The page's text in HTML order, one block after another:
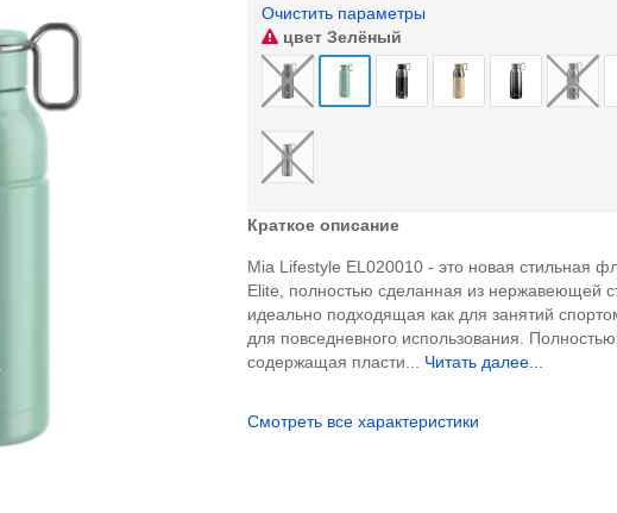
Очистить параметры
цветЗелёный
Краткое описание
Mia Lifestyle EL020010 - это новая стильная
Elite, полностью сделанная из нержавеющей
идеально подходящая как для занятий
для повседневного использования.
содержащая пласти... Читать далее...
Смотреть все характеристики